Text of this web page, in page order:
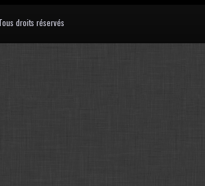
droits réservés